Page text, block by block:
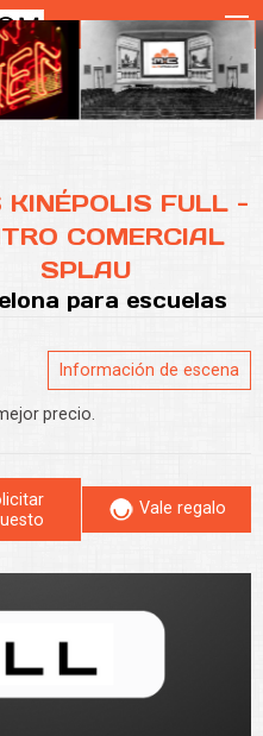
KINÉPOLIS FULL -
COMERCIAL
SPLAU
para escuelas
Información de escena
precio.
Vale regalo